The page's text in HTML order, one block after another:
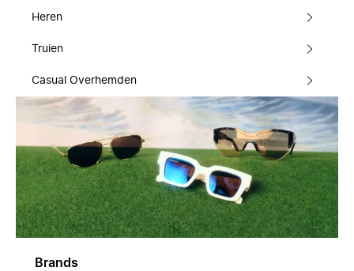
Heren
Truien
Casual Overhemden
Brands